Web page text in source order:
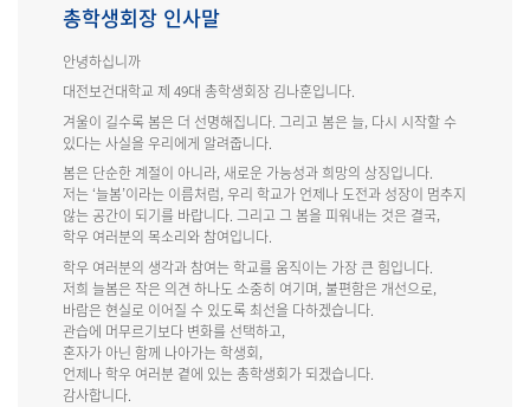
총학생회장 인사말
안녕하십니까
대전보건대학교 제 49대 총학생회장 김나훈입니다.
겨울이 길수록 봄은 더 선명해집니다. 그리고 봄은 늘, 다시 시작할 수
있다는 사실을 우리에게 알려줍니다.
봄은 단순한 계절이 아니라, 새로운 가능성과 희망의 상징입니다.
저는 ‘늘봄’이라는 이름처럼, 우리 학교가 언제나 도전과 성장이 멈추지
않는 공간이 되기를 바랍니다. 그리고 그 봄을 피워내는 것은 결국,
학우 여러분의 목소리와 참여입니다.
학우 여러분의 생각과 참여는 학교를 움직이는 가장 큰 힘입니다.
저희 늘봄은 작은 의견 하나도 소중히 여기며, 불편함은 개선으로,
바람은 현실로 이어질 수 있도록 최선을 다하겠습니다.
관습에 머무르기보다 변화를 선택하고,
혼자가 아닌 함께 나아가는 학생회,
언제나 학우 여러분 곁에 있는 총학생회가 되겠습니다.
감사합니다.